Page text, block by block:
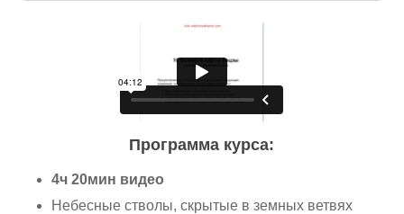
Программа курса:
4ч 20мин видео
Небесные стволы, скрытые в земных ветвях